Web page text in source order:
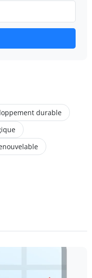
durable